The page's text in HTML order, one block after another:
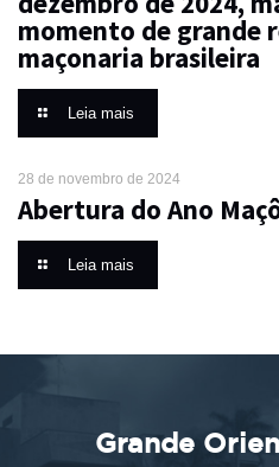
momento de grande
maçonaria brasileira
Leia mais
28 de novembro de 2024
Abertura do Ano
Leia mais
Grande